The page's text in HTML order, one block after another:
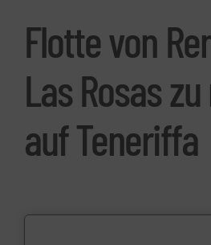
Flotte von
Las Rosas
auf Teneriffa